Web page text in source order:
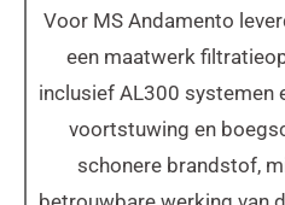
Voor MS Andamento
een maatwerk
inclusief AL300 systemen
voortstuwing en
schonere brandstof,